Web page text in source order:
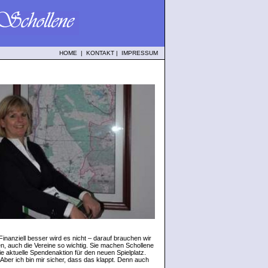
HOME | KONTAKT | IMPRESSUM
besser wird es nicht – darauf brauchen wir
auch die Vereine so wichtig. Sie machen Schollene
Spendenaktion für den neuen Spielplatz.
ich bin mir sicher, dass das klappt. Denn auch